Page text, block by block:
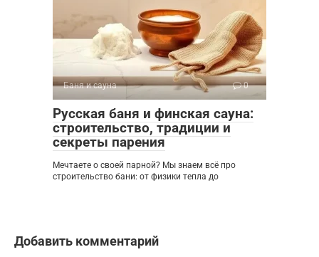
Баня и сауна 0
Русская баня и финская сауна:
строительство, традиции и
секреты парения
Мечтаете о своей парной? Мы знаем всё про
строительство бани: от физики тепла до
Добавить комментарий